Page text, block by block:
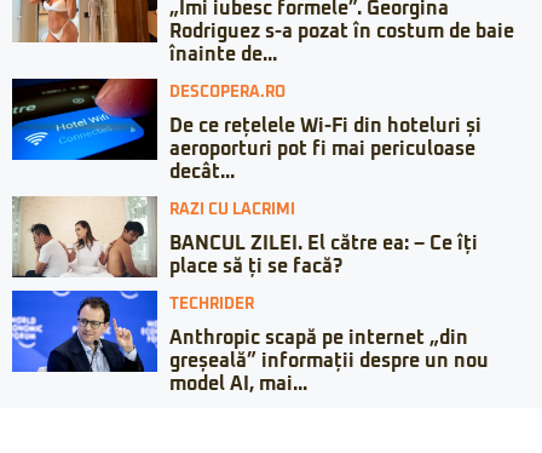
„Îmi iubesc formele”. Georgina
Rodriguez s-a pozat în costum de baie
înainte de...
DESCOPERA.RO
De ce rețelele Wi-Fi din hoteluri și
aeroporturi pot fi mai periculoase
decât...
RAZI CU LACRIMI
BANCUL ZILEI. El către ea: – Ce îți
place să ți se facă?
TECHRIDER
Anthropic scapă pe internet „din
greșeală” informații despre un nou
model AI, mai...